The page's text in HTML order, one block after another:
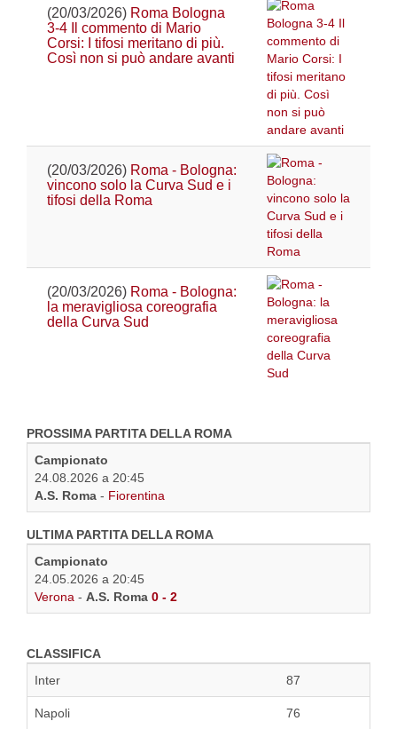
(20/03/2026) Roma Bologna
3-4 Il commento di Mario
Corsi: I tifosi meritano di più.
Così non si può andare avanti
(20/03/2026) Roma - Bologna:
vincono solo la Curva Sud e i
tifosi della Roma
(20/03/2026) Roma - Bologna:
la meravigliosa coreografia
della Curva Sud
PROSSIMA PARTITA DELLA ROMA
Campionato
24.08.2026 a 20:45
A.S. Roma - Fiorentina
ULTIMA PARTITA DELLA ROMA
Campionato
24.05.2026 a 20:45
Verona - A.S. Roma 0 - 2
CLASSIFICA
Inter
87
Napoli 76